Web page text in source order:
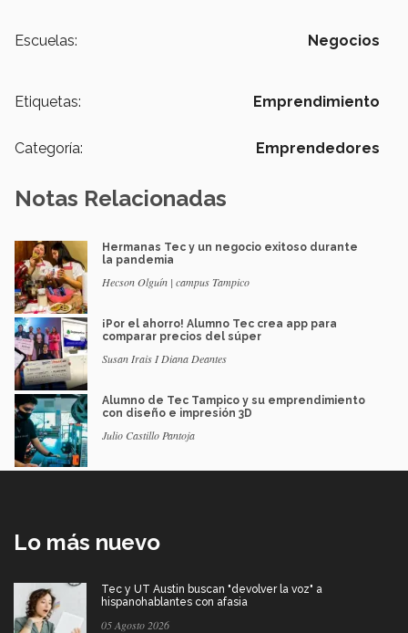
Escuelas: Negocios
Etiquetas: Emprendimiento
Categoría: Emprendedores
Notas Relacionadas
Hermanas Tec y un negocio exitoso durante
la pandemia
Hecson Olguín | campus Tampico
¡Por el ahorro! Alumno Tec crea app para
comparar precios del súper
Susan Irais I Diana Deantes
Alumno de Tec Tampico y su emprendimiento
con diseño e impresión 3D
Julio Castillo Pantoja
Lo más nuevo
Tec y UT Austin buscan "devolver la voz" a
hispanohablantes con afasia
05 Agosto 2026